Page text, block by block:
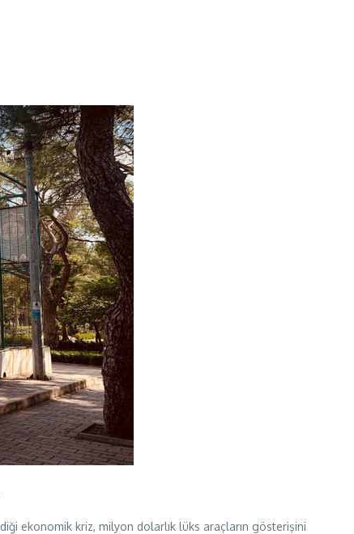
ekonomik kriz, milyon dolarlık lüks araçların gösterişini